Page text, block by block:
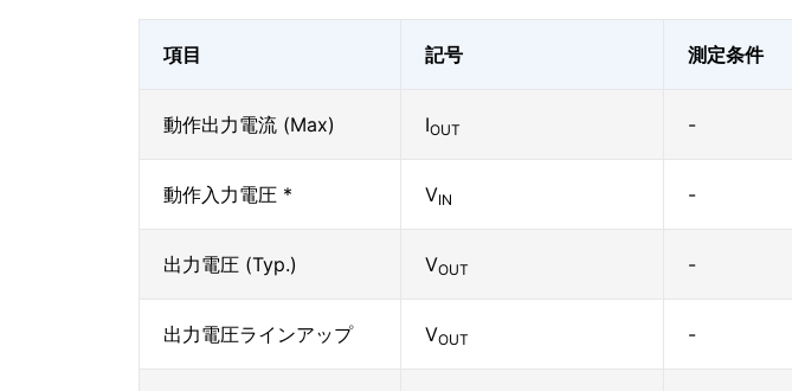
項目 記号 測定条件
動作出力電流 (Max) IOUT -
動作入力電圧 * VIN -
出力電圧 (Typ.) VOUT -
出力電圧ラインアップ VOUT -